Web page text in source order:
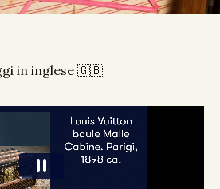
in inglese 🇬🇧